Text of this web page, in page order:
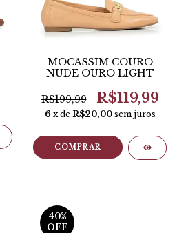
MOCASSIM COURO
NUDE OURO LIGHT
R$199,99 R$119,99
6 x de R$20,00 sem juros
COMPRAR
40%
OFF